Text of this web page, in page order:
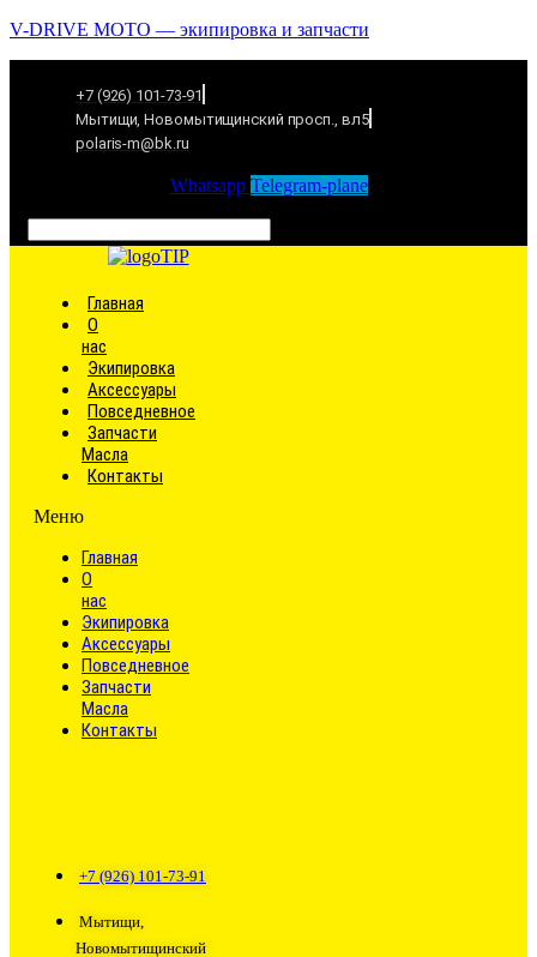
V-DRIVE MOTO — экипировка и запчасти
+7 (926) 101-73-91
Мытищи, Новомытищинский просп., вл5
polaris-m@bk.ru
Whatsapp Telegram-plane
Главная
О
нас
Экипировка
Аксессуары
Повседневное
Запчасти
Масла
Контакты
Меню
Главная
О
нас
Экипировка
Аксессуары
Повседневное
Запчасти
Масла
Контакты
+7 (926) 101-73-91
Мытищи,
Новомытищинский